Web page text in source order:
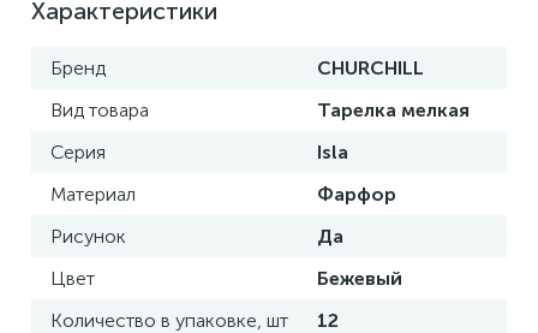
Характеристики
Бренд
CHURCHILL
Вид товара
Тарелка мелкая
Серия
Isla
Материал
Фарфор
Рисунок
Да
Цвет
Бежевый
Количество в упаковке, шт
12